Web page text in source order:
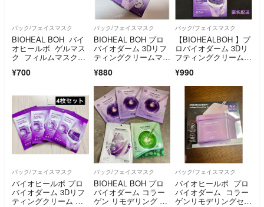
パック/フェイスマスク
BIOHEAL BOH バイ
オヒールボ ゲルマス
ク フィルムマスクパ
¥700
パック/フェイスマスク
BIOHEAL BOH プロ
バイオダーム 3Dリフ
ティングクリームマス
¥880
パック/フェイスマスク
【BIOHEALBOH 】プ
ロバイオダーム 3Dリ
フティングクリームマ
¥990
パック/フェイスマスク
バイオヒールボ プロ
バイオダーム 3Dリフ
ティングクリーム マ
パック/フェイスマスク
BIOHEAL BOH プロ
バイオダーム コラー
ゲン リモデリング セ
パック/フェイスマスク
バイオヒールボ プロ
バイオダーム コラー
ゲンリモデリングセラ